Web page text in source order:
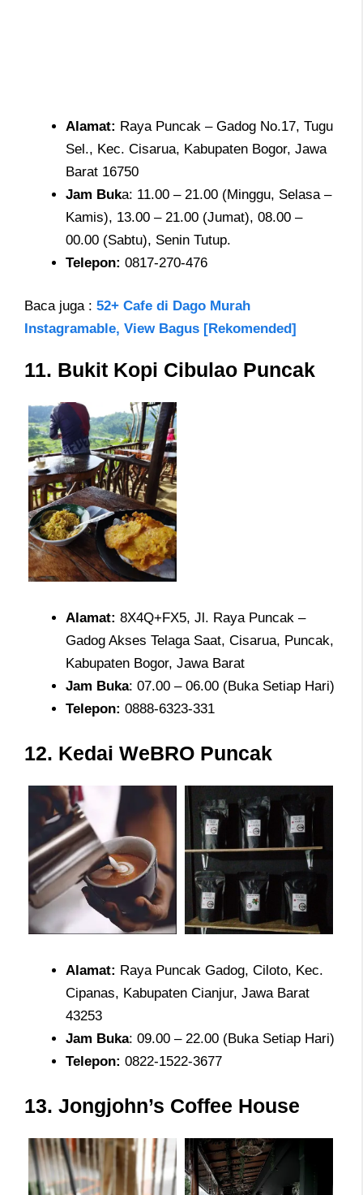
Alamat: Raya Puncak – Gadog No.17, Tugu
Sel., Kec. Cisarua, Kabupaten Bogor, Jawa
Barat 16750
Jam Buka: 11.00 – 21.00 (Minggu, Selasa –
Kamis), 13.00 – 21.00 (Jumat), 08.00 –
00.00 (Sabtu), Senin Tutup.
Telepon: 0817-270-476
Baca juga : 52+ Cafe di Dago Murah
Instagramable, View Bagus [Rekomended]
11. Bukit Kopi Cibulao Puncak
Alamat: 8X4Q+FX5, Jl. Raya Puncak –
Gadog Akses Telaga Saat, Cisarua, Puncak,
Kabupaten Bogor, Jawa Barat
Jam Buka: 07.00 – 06.00 (Buka Setiap Hari)
Telepon: 0888-6323-331
12. Kedai WeBRO Puncak
Alamat: Raya Puncak Gadog, Ciloto, Kec.
Cipanas, Kabupaten Cianjur, Jawa Barat
43253
Jam Buka: 09.00 – 22.00 (Buka Setiap Hari)
Telepon: 0822-1522-3677
13. Jongjohn’s Coffee House